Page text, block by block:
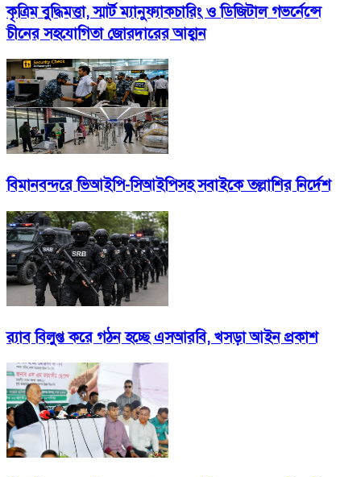
কৃত্রিম বুদ্ধিমত্তা, স্মার্ট ম্যানুফ্যাকচারিং ও ডিজিটাল গভর্নেন্সে
চীনের সহযোগিতা জোরদারের আহ্বান
বিমানবন্দরে ভিআইপি-সিআইপিসহ সবাইকে তল্লাশির নির্দেশ
র‍্যাব বিলুপ্ত করে গঠন হচ্ছে এসআরবি, খসড়া আইন প্রকাশ